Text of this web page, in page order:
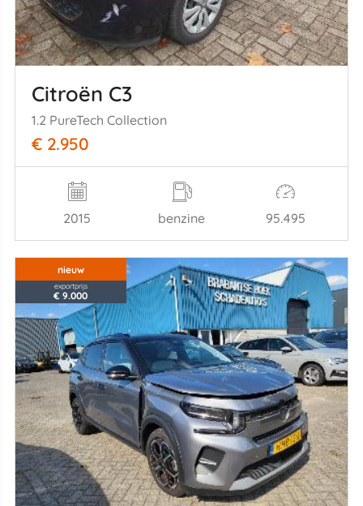
Citroën C3
1.2 PureTech Collection
€ 2.950
2015 benzine 95.495
nieuw
exportprijs
€ 9.000